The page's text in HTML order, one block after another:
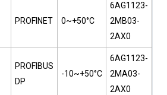
PROFINET 0~+50°C
6AG1123-
2MB03-
2AX0
PROFIBUS
DP
-10~+50°C
6AG1123-
2MA03-
2AX0